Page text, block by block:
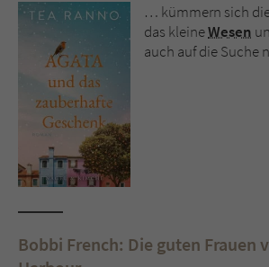
… kümmern sich
das kleineWesen
auch auf die Suche
Bobbi French: Die guten Frauen